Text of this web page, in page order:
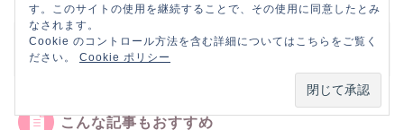
HOME
クラウドファンディング
【体験談】OwnersBook初心者向けセミナー
こんな記事もおすすめ
す。このサイトの使用を継続することで、その使用に同意したとみ
なされます。
Cookie のコントロール方法を含む詳細についてはこちらをご覧く
ださい。 Cookie ポリシー